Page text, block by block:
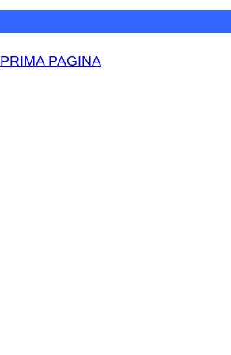
PRIMA PAGINA